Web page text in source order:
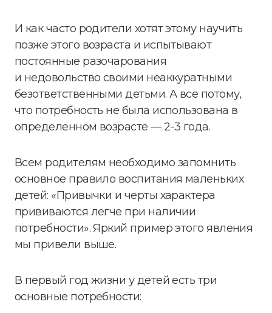
И как часто родители хотят этому научить
позже этого возраста и испытывают
постоянные разочарования
и недовольство своими неаккуратными
безответственными детьми. А все потому,
что потребность не была использована в
определенном возрасте — 2-3 года.
Всем родителям необходимо запомнить
основное правило воспитания маленьких
детей: «Привычки и черты характера
прививаются легче при наличии
потребности». Яркий пример этого явления
мы привели выше.
В первый год жизни у детей есть три
основные потребности: